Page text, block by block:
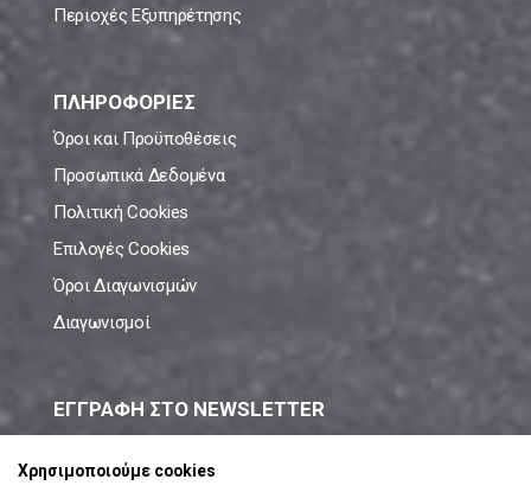
Περιοχές Εξυπηρέτησης
ΠΛΗΡΟΦΟΡΙΕΣ
Όροι και Προϋποθέσεις
Προσωπικά Δεδομένα
Πολιτική Cookies
Επιλογές Cookies
Όροι Διαγωνισμών
Διαγωνισμοί
ΕΓΓΡΑΦΗ ΣΤΟ NEWSLETTER
Χρησιμοποιούμε cookies